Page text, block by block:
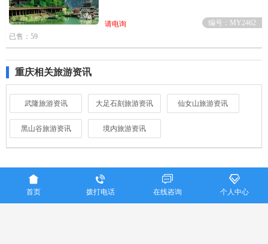
请电询
编号：MY2462
已售：59
重庆相关旅游资讯
武隆旅游资讯 大足石刻旅游资讯 仙女山旅游资讯
黑山谷旅游资讯 境内旅游资讯

首页

拨打电话

在线咨询

个人中心